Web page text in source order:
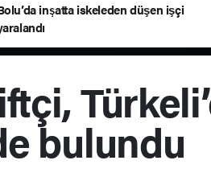
inşatta iskeleden düşen işçi
bulundu